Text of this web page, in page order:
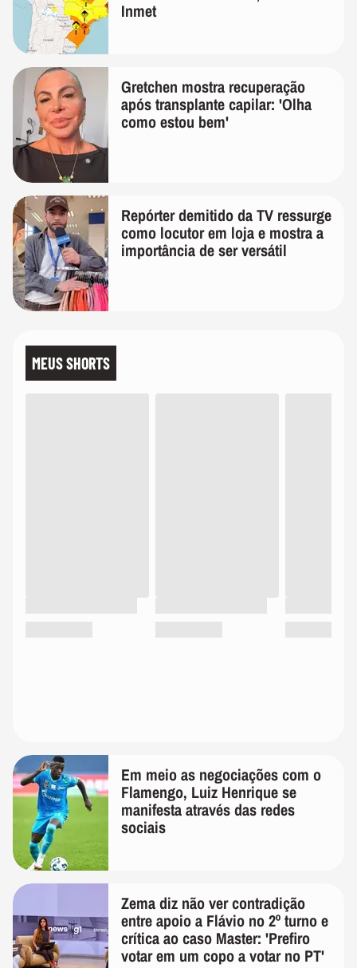
Inmet
Gretchen mostra recuperação
após transplante capilar: 'Olha
como estou bem'
Repórter demitido da TV ressurge
como locutor em loja e mostra a
importância de ser versátil
MEUS SHORTS
Em meio as negociações com o
Flamengo, Luiz Henrique se
manifesta através das redes
sociais
Zema diz não ver contradição
entre apoio a Flávio no 2º turno e
crítica ao caso Master: 'Prefiro
votar em um copo a votar no PT'